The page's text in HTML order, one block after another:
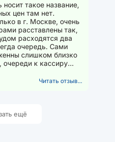
такое название,
цен там нет.
в г. Москве, очень
расставлены так,
расходятся два
очередь. Сами
слишком близко
очереди к кассиру
Читать отзыв...
ещё